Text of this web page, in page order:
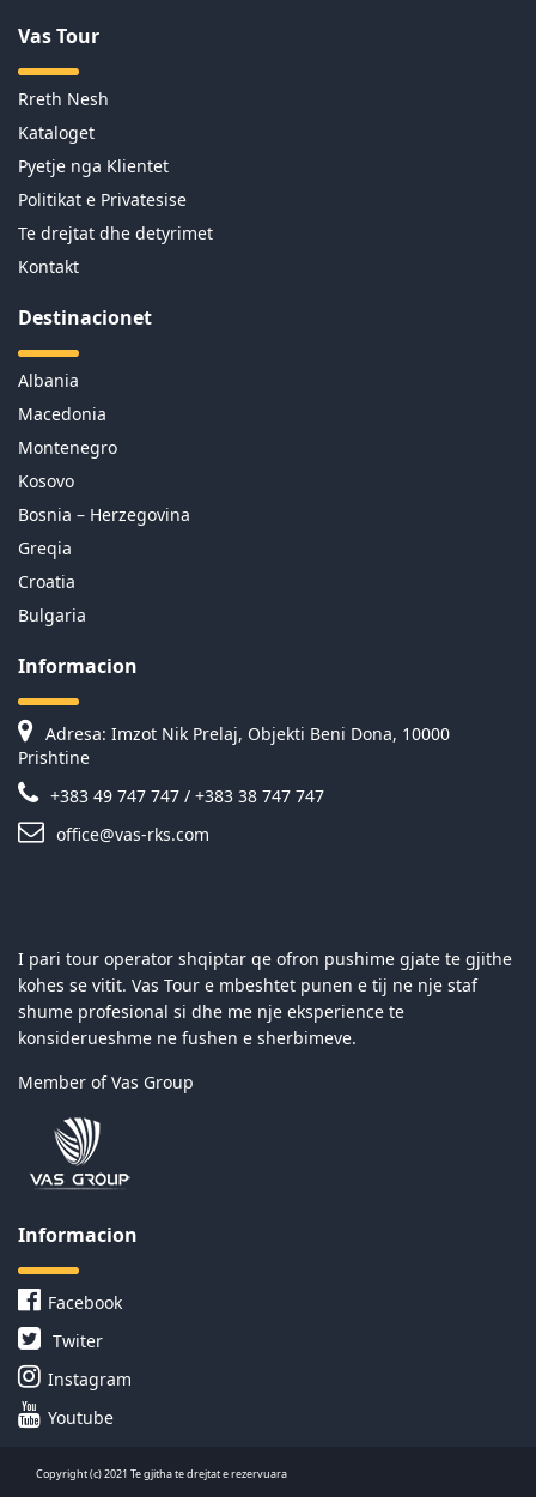
Vas Tour
Rreth Nesh
Kataloget
Pyetje nga Klientet
Politikat e Privatesise
Te drejtat dhe detyrimet
Kontakt
Destinacionet
Albania
Macedonia
Montenegro
Kosovo
Bosnia – Herzegovina
Greqia
Croatia
Bulgaria
Informacion
Adresa: Imzot Nik Prelaj, Objekti Beni Dona, 10000
Prishtine
+383 49 747 747 / +383 38 747 747
office@vas-rks.com
I pari tour operator shqiptar qe ofron pushime gjate te gjithe
kohes se vitit. Vas Tour e mbeshtet punen e tij ne nje staf
shume profesional si dhe me nje eksperience te
konsiderueshme ne fushen e sherbimeve.
Member of Vas Group
Informacion
Facebook
Twiter
Instagram
Youtube
Copyright (c) 2021 Te gjitha te drejtat e rezervuara